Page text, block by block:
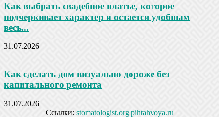
Как выбрать свадебное платье, которое
подчеркивает характер и остается удобным
весь...
31.07.2026
Как сделать дом визуально дороже без
капитального ремонта
31.07.2026
Ссылки: stomatologist.org pihtahvoya.ru